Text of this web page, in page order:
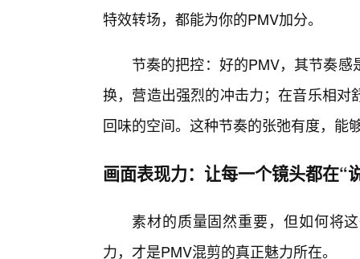
特效转场，都能为你的PMV加分。
节奏的把控：好的PMV，其节奏
换，营造出强烈的冲击力；在音乐相
回味的空间。这种节奏的张弛有度，能
画面表现力：让每一个镜头都在“
素材的质量固然重要，但如何将
力，才是PMV混剪的真正魅力所在。